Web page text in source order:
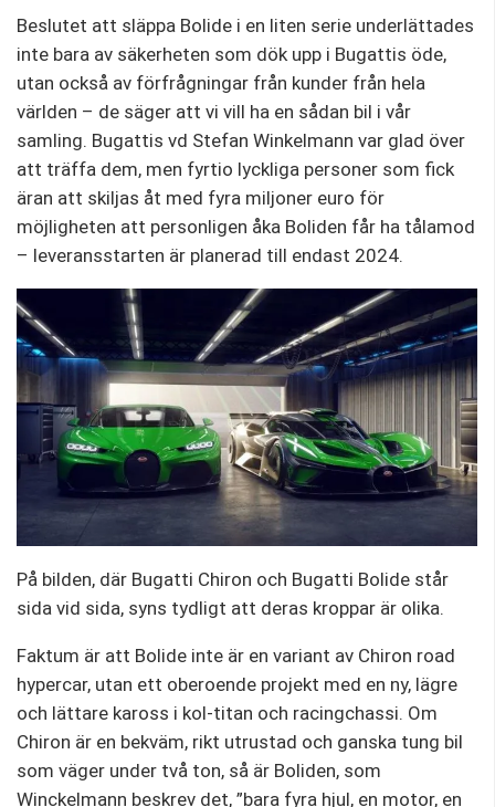
Beslutet att släppa Bolide i en liten serie underlättades
inte bara av säkerheten som dök upp i Bugattis öde,
utan också av förfrågningar från kunder från hela
världen – de säger att vi vill ha en sådan bil i vår
samling. Bugattis vd Stefan Winkelmann var glad över
att träffa dem, men fyrtio lyckliga personer som fick
äran att skiljas åt med fyra miljoner euro för
möjligheten att personligen åka Boliden får ha tålamod
– leveransstarten är planerad till endast 2024.
På bilden, där Bugatti Chiron och Bugatti Bolide står
sida vid sida, syns tydligt att deras kroppar är olika.
Faktum är att Bolide inte är en variant av Chiron road
hypercar, utan ett oberoende projekt med en ny, lägre
och lättare kaross i kol-titan och racingchassi. Om
Chiron är en bekväm, rikt utrustad och ganska tung bil
som väger under två ton, så är Boliden, som
Winckelmann beskrev det, ”bara fyra hjul, en motor, en